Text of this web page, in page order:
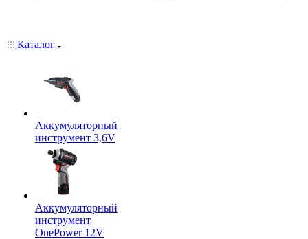
Каталог
Аккумуляторный
инструмент 3,6V
Аккумуляторный
инструмент
OnePower 12V